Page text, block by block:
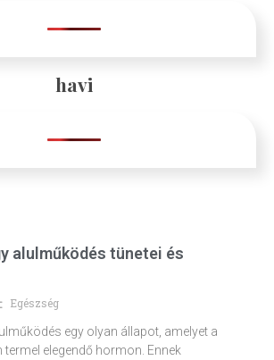
havi
alulműködés tünetei és
Egészség
egy olyan állapot, amelyet a
elegendő hormon. Ennek